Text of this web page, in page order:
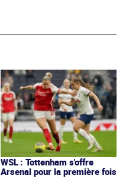
WSL : Tottenham s'offre
Arsenal pour la première fois